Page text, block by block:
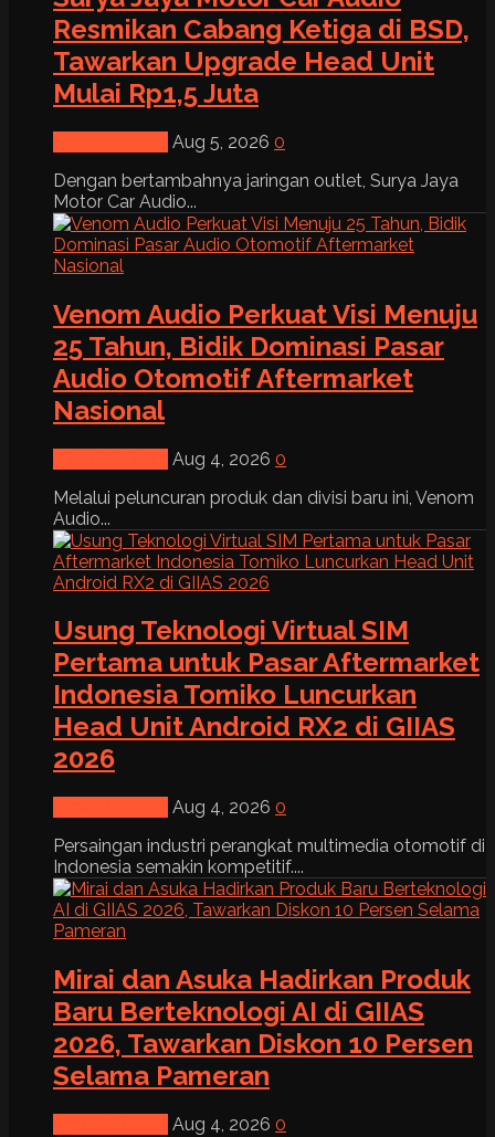
Resmikan Cabang Ketiga di BSD,
Tawarkan Upgrade Head Unit
Mulai Rp1,5 Juta
Aug 5, 2026 0
Dengan bertambahnya jaringan outlet, Surya Jaya
Motor Car Audio...
Venom Audio Perkuat Visi Menuju
25 Tahun, Bidik Dominasi Pasar
Audio Otomotif Aftermarket
Nasional
Aug 4, 2026 0
Melalui peluncuran produk dan divisi baru ini, Venom
Audio...
Usung Teknologi Virtual SIM
Pertama untuk Pasar Aftermarket
Indonesia Tomiko Luncurkan
Head Unit Android RX2 di GIIAS
2026
Aug 4, 2026 0
Persaingan industri perangkat multimedia otomotif di
Indonesia semakin kompetitif....
Mirai dan Asuka Hadirkan Produk
Baru Berteknologi AI di GIIAS
2026, Tawarkan Diskon 10 Persen
Selama Pameran
Aug 4, 2026 0